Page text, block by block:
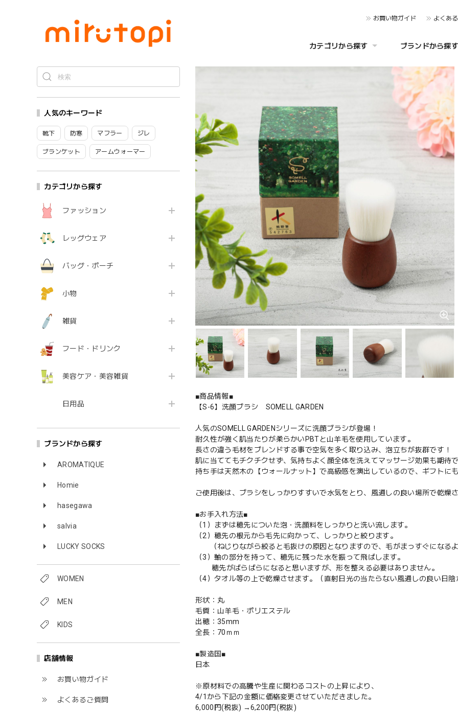
お買い物ガイド よくあ
カテゴリから探す ブランドから探
人気のキーワード
靴下 防寒 マフラー ジレ
ブランケット アームウォーマー
カテゴリから探す
ファッション
レッグウェア
バッグ・ポーチ
小物
雑貨
フード・ドリンク
美容ケア・美容雑貨
日用品
ブランドから探す
AROMATIQUE
Homie
hasegawa
salvia
LUCKY SOCKS
WOMEN
MEN
KIDS
店舗情報
お買い物ガイド
よくあるご質問
■商品情報■
【S-6】洗顔ブラシ SOMELL GARDEN
人気のSOMELL GARDENシリーズに洗顔ブラシが登場！
耐久性が強く肌当たりが柔らかいPBTと山羊毛を使用しています。
長さの違う毛材をブレンドする事で空気を多く取り込み、泡立ちが抜群です！
肌に当ててもチクチクせず、気持ちよく顔全体を洗えてマッサージ効果も期待
持ち手は天然木の【ウォールナット】で高級感を演出しているので、ギフトに
ご使用後は、ブラシをしっかりすすいで水気をとり、風通しの良い場所で乾燥
■お手入れ方法■
（1）まずは穂先についた泡・洗顔料をしっかりと洗い流します。
（2）穂先の根元から毛先に向かって、しっかりと絞ります。
（ねじりながら絞ると毛抜けの原因となりますので、毛がまっすぐになる
（3）軸の部分を持って、穂先に残った水を振って飛ばします。
穂先がばらばらになると思いますが、形を整える必要はありません。
（4）タオル等の上で乾燥させます。（直射日光の当たらない風通しの良い日
形状：丸
毛質：山羊毛・ポリエステル
出穂：35mm
全長：70ｍｍ
■製造国■
日本
※原材料での高騰や生産に関わるコストの上昇により、
4/1から下記の金額に価格変更させていただきました。
6,000円(税抜) →6,200円(税抜)